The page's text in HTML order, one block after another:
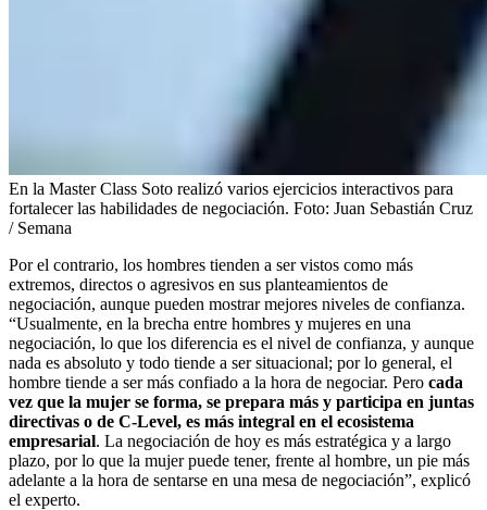
En la Master Class Soto realizó varios ejercicios interactivos para
fortalecer las habilidades de negociación. Foto: Juan Sebastián Cruz
/ Semana
Por el contrario, los hombres tienden a ser vistos como más
extremos, directos o agresivos en sus planteamientos de
negociación, aunque pueden mostrar mejores niveles de confianza.
“Usualmente, en la brecha entre hombres y mujeres en una
negociación, lo que los diferencia es el nivel de confianza, y aunque
nada es absoluto y todo tiende a ser situacional; por lo general, el
hombre tiende a ser más confiado a la hora de negociar. Pero cada
vez que la mujer se forma, se prepara más y participa en juntas
directivas o de C-Level, es más integral en el ecosistema
empresarial. La negociación de hoy es más estratégica y a largo
plazo, por lo que la mujer puede tener, frente al hombre, un pie más
adelante a la hora de sentarse en una mesa de negociación”, explicó
el experto.